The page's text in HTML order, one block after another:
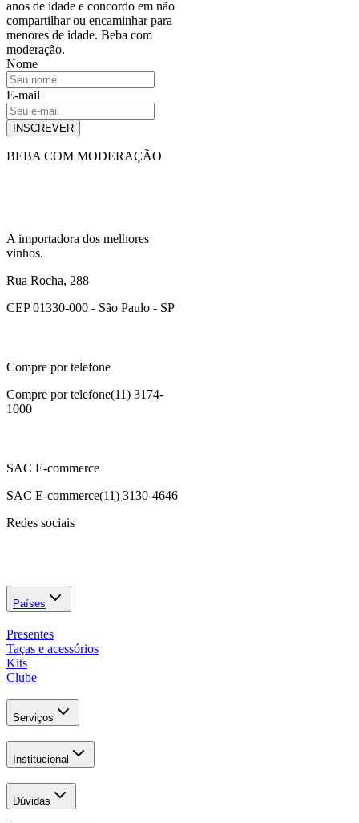
anos de idade e concordo em não
compartilhar ou encaminhar para
menores de idade. Beba com
moderação.
Nome
E-mail
INSCREVER
BEBA COM MODERAÇÃO
A importadora dos melhores
vinhos.
Rua Rocha, 288
CEP 01330-000 - São Paulo - SP
Compre por telefone
Compre por telefone(11) 3174-
1000
SAC E-commerce
SAC E-commerce(11) 3130-4646
Redes sociais
Países
Presentes
Taças e acessórios
Kits
Clube
Serviços
Institucional
Dúvidas